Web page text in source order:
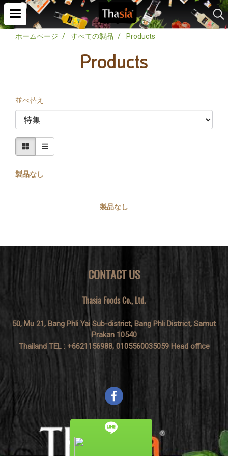
ホームページ すべての製品 Products
Products
並べ替え
製品なし
製品なし
CONTACT US
Thasia Foods Co., Ltd.
50, Mu 21, Bang Phli Yai Sub-district, Bang Phli District, Samut
Prakan 10540
Thailand TEL : +6621156988, 0105560035059 Head office